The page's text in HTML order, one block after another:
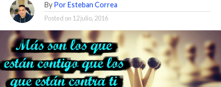
By Por Esteban Correa
Posted on 12 julio, 2016